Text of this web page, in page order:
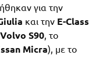
για την
και την E-Class
Volvo S90, το
Micra), με το